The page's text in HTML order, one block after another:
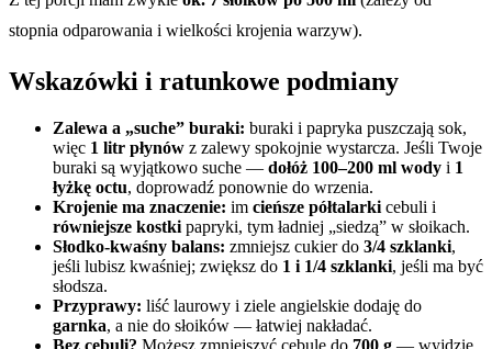
stopnia odparowania i wielkości krojenia warzyw).
Wskazówki i ratunkowe podmiany
Zalewa a „suche” buraki: buraki i papryka puszczają sok,
więc 1 litr płynów z zalewy spokojnie wystarcza. Jeśli Twoje
buraki są wyjątkowo suche — dołóż 100–200 ml wody i 1
łyżkę octu, doprowadź ponownie do wrzenia.
Krojenie ma znaczenie: im cieńsze półtalarki cebuli i
równiejsze kostki papryki, tym ładniej „siedzą” w słoikach.
Słodko-kwaśny balans: zmniejsz cukier do 3/4 szklanki,
jeśli lubisz kwaśniej; zwiększ do 1 i 1/4 szklanki, jeśli ma być
słodsza.
Przyprawy: liść laurowy i ziele angielskie dodaję do
garnka, a nie do słoików — łatwiej nakładać.